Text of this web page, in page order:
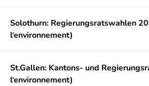
Solothurn: Regierungsratswahlen
l‘environnement)
St.Gallen: Kantons- und
l‘environnement)